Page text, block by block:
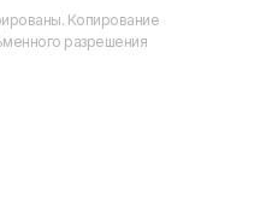
Копирование
разрешения